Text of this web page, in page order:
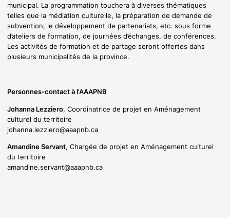
municipal. La programmation touchera à diverses thématiques
telles que la médiation culturelle, la préparation de demande de
subvention, le développement de partenariats, etc. sous forme
d’ateliers de formation, de journées d’échanges, de conférences.
Les activités de formation et de partage seront offertes dans
plusieurs municipalités de la province.
Personnes-contact à l'AAAPNB
Johanna Lezziero, Coordinatrice de projet en Aménagement
culturel du territoire
johanna.lezziero@aaapnb.ca
Amandine Servant, Chargée de projet en Aménagement culturel
du territoire
amandine.servant@aaapnb.ca